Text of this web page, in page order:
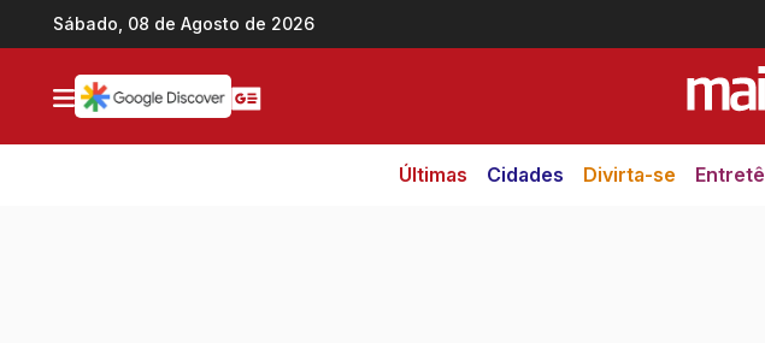
Ir direto pro conteúdo
Sábado, 08 de Agosto de 2026
Últimas Cidades Divirta-se Entretê